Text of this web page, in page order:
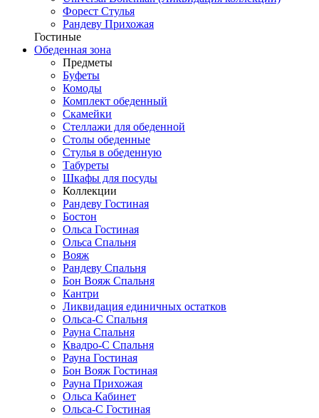
Форест Стулья
Рандеву Прихожая
Гостиные
Обеденная зона
Предметы
Буфеты
Комоды
Комплект обеденный
Скамейки
Стеллажи для обеденной
Столы обеденные
Стулья в обеденную
Табуреты
Шкафы для посуды
Коллекции
Рандеву Гостиная
Бостон
Ольса Гостиная
Ольса Спальня
Вояж
Рандеву Спальня
Бон Вояж Спальня
Кантри
Ликвидация единичных остатков
Ольса-С Спальня
Рауна Спальня
Квадро-С Спальня
Рауна Гостиная
Бон Вояж Гостиная
Рауна Прихожая
Ольса Кабинет
Ольса-С Гостиная